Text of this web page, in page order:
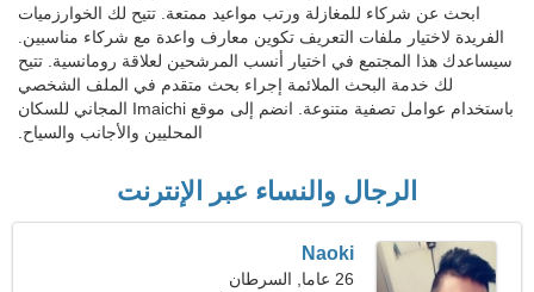
ابحث عن شركاء للمغازلة ورتب مواعيد ممتعة. تتيح لك الخوارزميات
الفريدة لاختيار ملفات التعريف تكوين معارف واعدة مع شركاء مناسبين.
سيساعدك هذا المجتمع في اختيار أنسب المرشحين لعلاقة رومانسية. تتيح
لك خدمة البحث الملائمة إجراء بحث متقدم في الملف الشخصي
باستخدام عوامل تصفية متنوعة. انضم إلى موقع Imaichi المجاني للسكان
المحليين والأجانب والسياح.
الرجال والنساء عبر الإنترنت
Naoki
26 عاما, السرطان